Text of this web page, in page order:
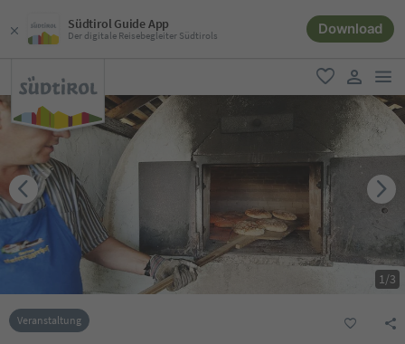
Südtirol Guide App
Der digitale Reisebegleiter Südtirols Download
favorit
user link
1/3
Veranstaltung